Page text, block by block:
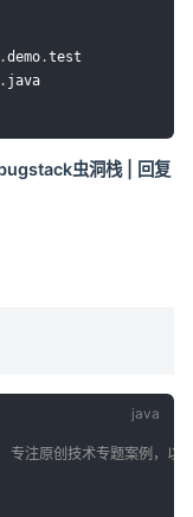
.demo .test
.
虫洞栈 | 回复
原创技术专题案例，以最